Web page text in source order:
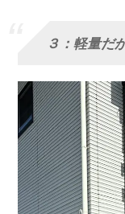
３：軽量だ